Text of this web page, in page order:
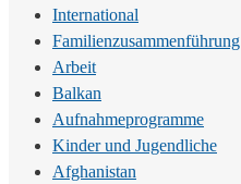
International
Familienzusammenführung
Arbeit
Balkan
Aufnahmeprogramme
Kinder und Jugendliche
Afghanistan